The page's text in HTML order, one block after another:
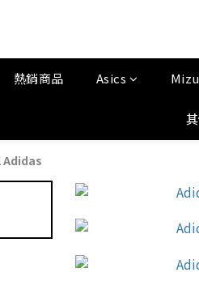
熱銷商品 Asics
Adidas